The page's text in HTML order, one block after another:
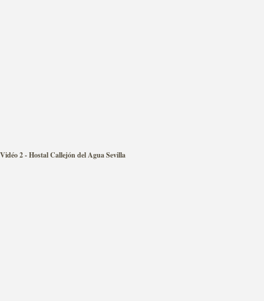
Vidéo 2 - Hostal Callejón del Agua Sevilla